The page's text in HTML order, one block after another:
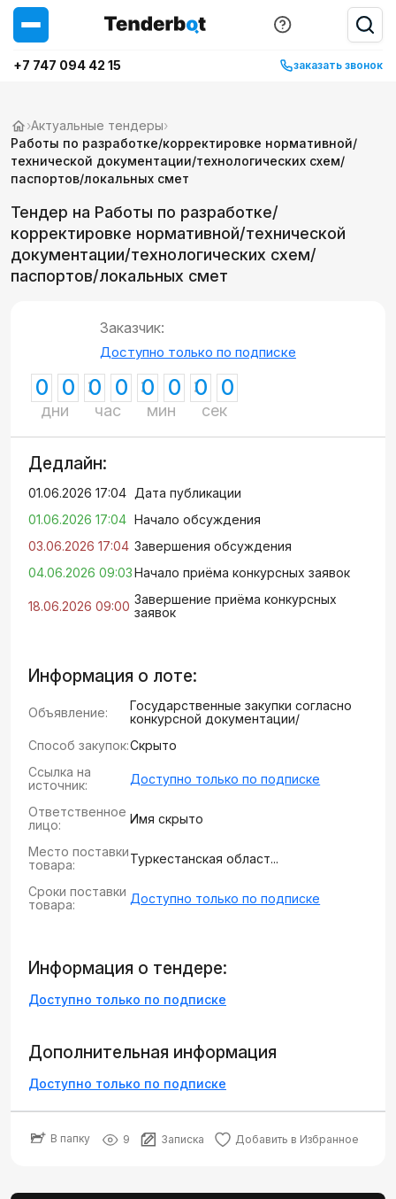
+7 747 094 42 15 заказать звонок
›Актуальные тендеры›
Работы по разработке/корректировке нормативной/
технической документации/технологических схем/
паспортов/локальных смет
Тендер на Работы по разработке/
корректировке нормативной/технической
документации/технологических схем/
паспортов/локальных смет
Заказчик:
Доступно только по подписке
0 0
дни
0 0
час
0 0
мин
0 0
сек
Дедлайн:
01.06.2026 17:04 Дата публикации
01.06.2026 17:04 Начало обсуждения
03.06.2026 17:04 Завершения обсуждения
04.06.2026 09:03Начало приёма конкурсных заявок
18.06.2026 09:00 Завершение приёма конкурсных
заявок
Информация о лоте:
Объявление:
Государственные закупки согласно
конкурсной документации/
Способ закупок:Скрыто
Ссылка на
источник:
Доступно только по подписке
Ответственное
лицо:
Имя скрыто
Место поставки
товара:
Туркестанская област...
Сроки поставки
товара:
Доступно только по подписке
Информация о тендере:
Доступно только по подписке
Дополнительная информация
Доступно только по подписке
В папку 9 Записка Добавить в Избранное